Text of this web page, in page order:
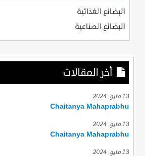
البضائع الغذائية
البضائع الصناعية
أخر المقالات
13 مايو, 2024
Chaitanya Mahaprabhu
13 مايو, 2024
Chaitanya Mahaprabhu
13 مايو, 2024